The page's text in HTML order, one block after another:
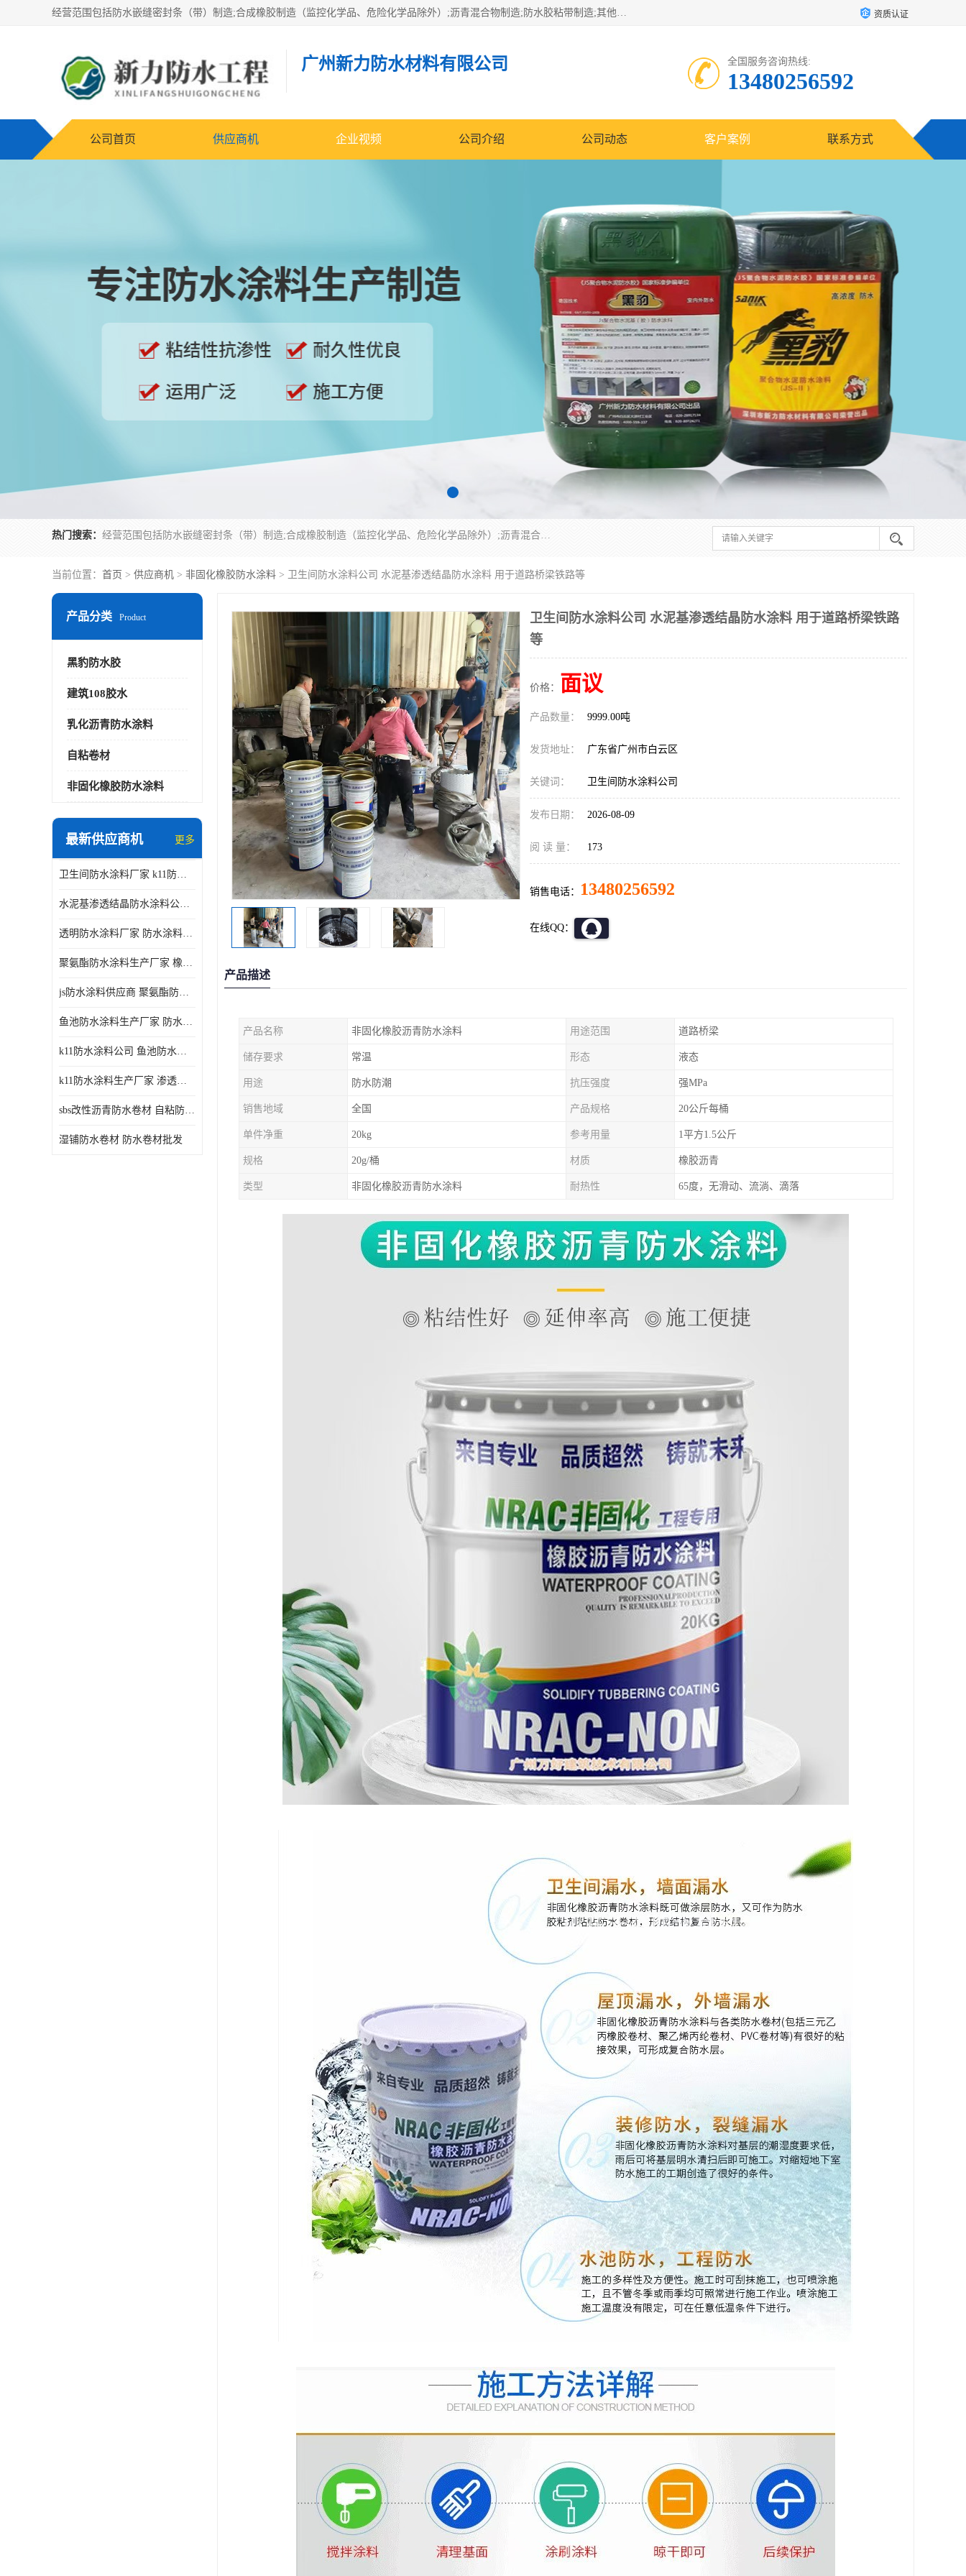
经营范围包括防水嵌缝密封条（带）制造;合成橡胶制造（监控化学品、危险化学品除外）;沥青混合物制造;防水胶粘带制造;其他合成材料制造（监控化学品、危险化学品除外）;涂料制造（监控化学品、危险化学品除外）;建筑结构防水补漏;防水建筑材料制造;粘合剂制造（监控化学品、危险化学品除外）;涂料零售;广州新力防水材料有限公司具有1处分支机构。 资质认证
广州新力防水材料有限公司 全国服务咨询热线:
13480256592
公司首页 供应商机 企业视频 公司介绍 公司动态 客户案例 联系方式
热门搜索： 经营范围包括防水嵌缝密封条（带）制造;合成橡胶制造（监控化学品、危险化学品除外）;沥青混合物制造;防水胶粘带制造;其他合成材料制造（监控化学品、危险化学品除外）;涂料制造（监控化学品、危险化学品除外）;建筑结构防水补漏;防水建筑材料制造;粘合剂制造（监控化学品、危险化学品除外）;涂料零售;广州新力防水材料有限公司具有1处分支机构。
当前位置： 首页 > 供应商机 > 非固化橡胶防水涂料 > 卫生间防水涂料公司 水泥基渗透结晶防水涂料 用于道路桥梁铁路等
产品分类 Product
黑豹防水胶
建筑108胶水
乳化沥青防水涂料
自粘卷材
非固化橡胶防水涂料
最新供应商机 更多
卫生间防水涂料厂家 k11防水涂料
水泥基渗透结晶防水涂料公司 室外防水涂料
透明防水涂料厂家 防水涂料屋顶
聚氨酯防水涂料生产厂家 橡胶沥青防水涂料
js防水涂料供应商 聚氨酯防水涂料
鱼池防水涂料生产厂家 防水涂料
k11防水涂料公司 鱼池防水涂料
k11防水涂料生产厂家 渗透结晶防水涂料
sbs改性沥青防水卷材 自粘防水卷材厂家
湿铺防水卷材 防水卷材批发
卫生间防水涂料公司 水泥基渗透结晶防水涂料 用于道路桥梁铁路
等
价格： 面议
产品数量： 9999.00吨
发货地址： 广东省广州市白云区
关键词： 卫生间防水涂料公司
发布日期： 2026-08-09
阅 读 量： 173
销售电话： 13480256592
在线QQ：
产品描述
产品名称 非固化橡胶沥青防水涂料 用途范围 道路桥梁
储存要求 常温 形态 液态
用途 防水防潮 抗压强度 强MPa
销售地域 全国 产品规格 20公斤每桶
单件净重 20kg 参考用量 1平方1.5公斤
规格 20g/桶 材质 橡胶沥青
类型 非固化橡胶沥青防水涂料 耐热性 65度，无滑动、流淌、滴落